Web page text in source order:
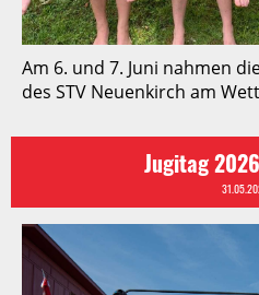
Am 6. und 7. Juni nahmen
des STV Neuenkirch am
Jugitag